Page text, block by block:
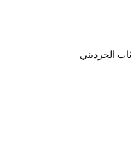
الحرديني